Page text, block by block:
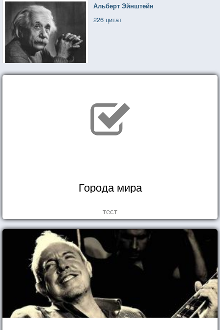
Альберт Эйнштейн
226 цитат
Города мира
тест